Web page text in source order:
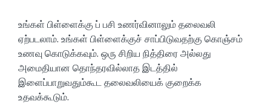
உங்கள் பிள்ளைக்கு ப் பசி உணர்வினாலும் தலைவலி
ஏற்படலாம். உங்கள் பிள்ளைக்குச் சாப்பிடுவதற்கு கொஞ்சம்
உணவு கொடுக்கவும். ஒரு சிறிய நித்திரை அல்லது
அமைதியான தொந்தரவில்லாத இடத்தில்
இளைப்பாறுவதும்கூட தலைவலியைக் குறைக்க
உதவக்கூடும்.